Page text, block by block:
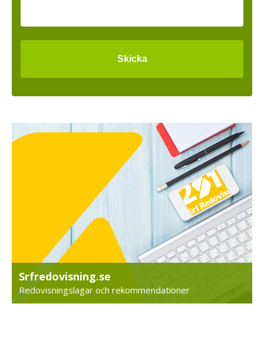
Srfredovisning.se
Redovisningslagar och rekommendationer